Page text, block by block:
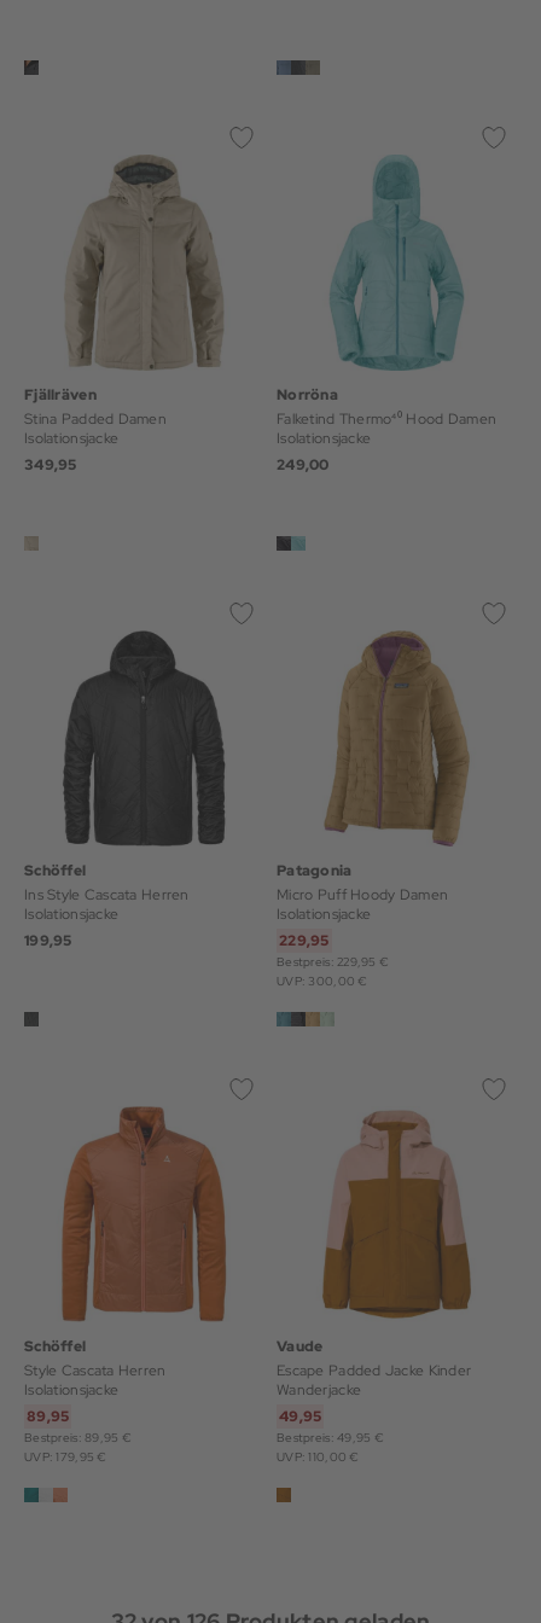
Fjällräven
Stina Padded Damen
Isolationsjacke
349,95
Norröna
Falketind Thermo⁴⁰ Hood Damen
Isolationsjacke
249,00
Schöffel
Ins Style Cascata Herren
Isolationsjacke
199,95
Patagonia
Micro Puff Hoody Damen
Isolationsjacke
229,95
Bestpreis: 229,95 €
UVP: 300,00 €
Schöffel
Style Cascata Herren
Isolationsjacke
89,95
Bestpreis: 89,95 €
UVP: 179,95 €
Vaude
Escape Padded Jacke Kinder
Wanderjacke
49,95
Bestpreis: 49,95 €
UVP: 110,00 €